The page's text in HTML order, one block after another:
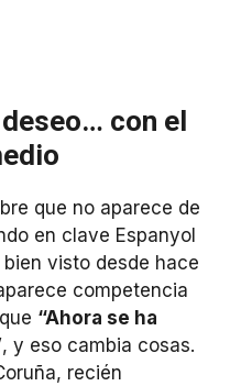
con el
que no aparece de
en clave Espanyol
visto desde hace
competencia
“Ahora se ha
, y eso cambia cosas.
recién